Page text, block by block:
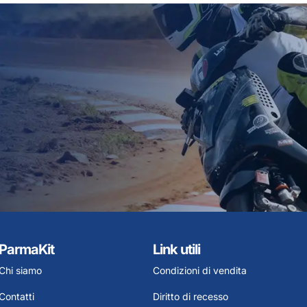
ParmaKit
siamo
Link utili
Condizioni di vendita
Diritto di recesso